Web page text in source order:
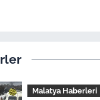
Malatya Haberleri